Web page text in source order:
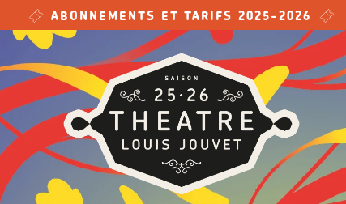
ABONNEMENTS ET TARIFS 2025-2026